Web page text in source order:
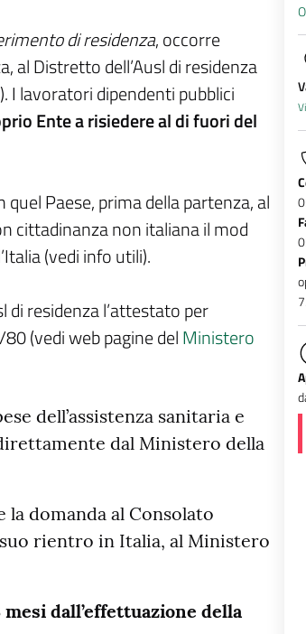
di residenza, occorre
al Distretto dell’Ausl di residenza
). I lavoratori dipendenti pubblici
Ente a risiedere al di fuori del
Paese, prima della partenza, al
cittadinanza non italiana il mod
(vedi info utili).
di residenza l’attestato per
(vedi web pagine delMinistero
dell’assistenza sanitaria e
dal Ministero della
domanda al Consolato
rientro in Italia, al Ministero
dall’effettuazione della